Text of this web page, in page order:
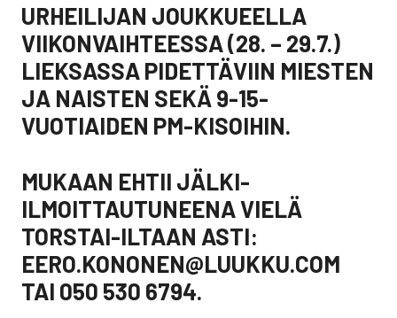
URHEILIJAN JOUKKUEELLA
VIIKONVAIHTEESSA (28. – 29.7.)
LIEKSASSA PIDETTÄVIIN MIESTEN
JA NAISTEN SEKÄ 9-15-
VUOTIAIDEN PM-KISOIHIN.
MUKAAN EHTII JÄLKI-
ILMOITTAUTUNEENA VIELÄ
TORSTAI-ILTAAN ASTI:
EERO.KONONEN@LUUKKU.COM
TAI 050 530 6794.